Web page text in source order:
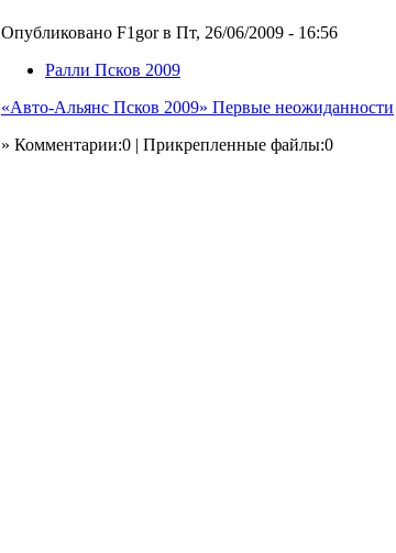
Опубликовано F1gor в Пт, 26/06/2009 - 16:56
Ралли Псков 2009
«Авто-Альянс Псков 2009» Первые неожиданности
» Комментарии:0 | Прикрепленные файлы:0